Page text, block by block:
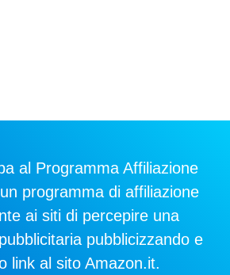
al Programma Affiliazione
programma di affiliazione
ai siti di percepire una
pubblicizzando e
link al sito Amazon.it.